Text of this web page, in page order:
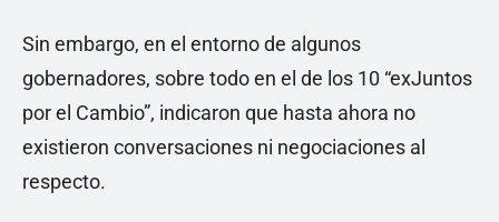
Sin embargo, en el entorno de algunos
gobernadores, sobre todo en el de los 10 “exJuntos
por el Cambio”, indicaron que hasta ahora no
existieron conversaciones ni negociaciones al
respecto.